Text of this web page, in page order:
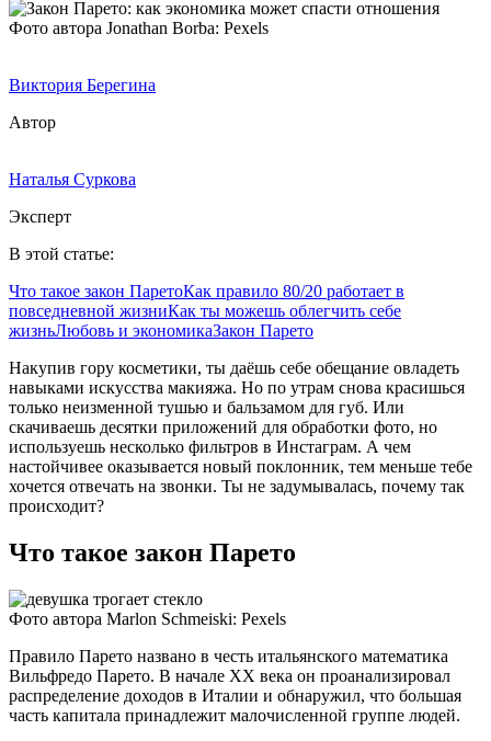
Фото автора Jonathan Borba: Pexels
Виктория Берегина
Автор
Наталья Суркова
Эксперт
В этой статье:
Что такое закон ПаретоКак правило 80/20 работает в
повседневной жизниКак ты можешь облегчить себе
жизньЛюбовь и экономикаЗакон Парето
Накупив гору косметики, ты даёшь себе обещание овладеть
навыками искусства макияжа. Но по утрам снова красишься
только неизменной тушью и бальзамом для губ. Или
скачиваешь десятки приложений для обработки фото, но
используешь несколько фильтров в Инстаграм. А чем
настойчивее оказывается новый поклонник, тем меньше тебе
хочется отвечать на звонки. Ты не задумывалась, почему так
происходит?
Что такое закон Парето
Фото автора Marlon Schmeiski: Pexels
Правило Парето названо в честь итальянского математика
Вильфредо Парето. В начале ХХ века он проанализировал
распределение доходов в Италии и обнаружил, что большая
часть капитала принадлежит малочисленной группе людей.